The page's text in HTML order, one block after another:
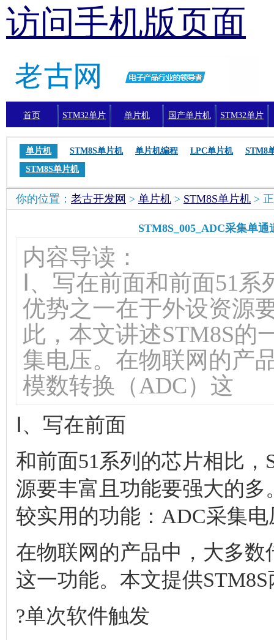
访问手机版页面
首页 STM32单片 单片机 国产单片机 STM32单片
单片机
STM8S单片机 单片机编程 LPC单片机
STM8
STM8S单片机
你的位置： 老古开发网 > 单片机 > STM8S单片机 >
STM8S_005_ADC采集单通
内容导读：
Ⅰ、写在前面和前面51
优势之一在于外设资源
此，本文讲述STM8S的
集电压。在物联网的产
模数转换（ADC）这
Ⅰ、写在前面
和前面51系列的芯片相比
源要丰富且功能要强大的多
较实用的功能：ADC采集电
在物联网的产品中，大多
这一功能。本文提供
?单次软件触发